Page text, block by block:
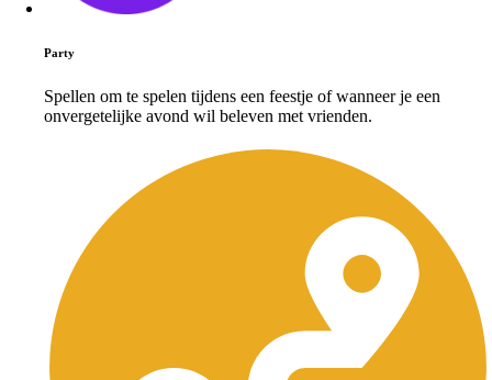
Party
Spellen om te spelen tijdens een feestje of wanneer je een
onvergetelijke avond wil beleven met vrienden.